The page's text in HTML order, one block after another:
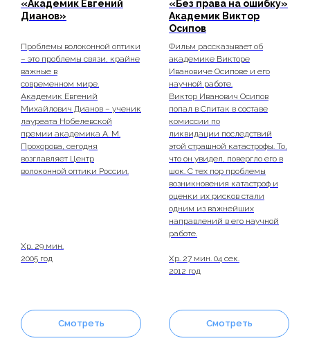
«Академик Евгений
Дианов»
Проблемы волоконной оптики
– это проблемы связи, крайне
важные в
современном мире.
Академик Евгений
Михайлович Дианов – ученик
лауреата Нобелевской
премии академика А. М.
Прохорова, сегодня
возглавляет Центр
волоконной оптики России.
Хр. 29 мин.
2005 год
Смотреть
«Без права на ошибку»
Академик Виктор
Осипов
Фильм рассказывает об
академике Викторе
Ивановиче Осипове и его
научной работе.
Виктор Иванович Осипов
попал в Спитак в составе
комиссии по
ликвидации последствий
этой страшной катастрофы. То,
что он увидел, повергло его в
шок. С тех пор проблемы
возникновения катастроф и
оценки их рисков стали
одним из важнейших
направлений в его научной
работе.
Хр. 27 мин. 04 сек.
2012 год
Смотреть